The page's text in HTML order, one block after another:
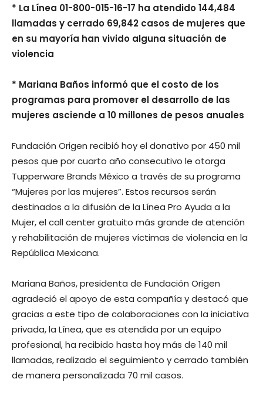
* La Línea 01-800-015-16-17 ha atendido 144,484
llamadas y cerrado 69,842 casos de mujeres que
en su mayoría han vivido alguna situación de
violencia
* Mariana Baños informó que el costo de los
programas para promover el desarrollo de las
mujeres asciende a 10 millones de pesos anuales
Fundación Origen recibió hoy el donativo por 450 mil
pesos que por cuarto año consecutivo le otorga
Tupperware Brands México a través de su programa
“Mujeres por las mujeres”. Estos recursos serán
destinados a la difusión de la Línea Pro Ayuda a la
Mujer, el call center gratuito más grande de atención
y rehabilitación de mujeres víctimas de violencia en la
República Mexicana.
Mariana Baños, presidenta de Fundación Origen
agradeció el apoyo de esta compañía y destacó que
gracias a este tipo de colaboraciones con la iniciativa
privada, la Línea, que es atendida por un equipo
profesional, ha recibido hasta hoy más de 140 mil
llamadas, realizado el seguimiento y cerrado también
de manera personalizada 70 mil casos.